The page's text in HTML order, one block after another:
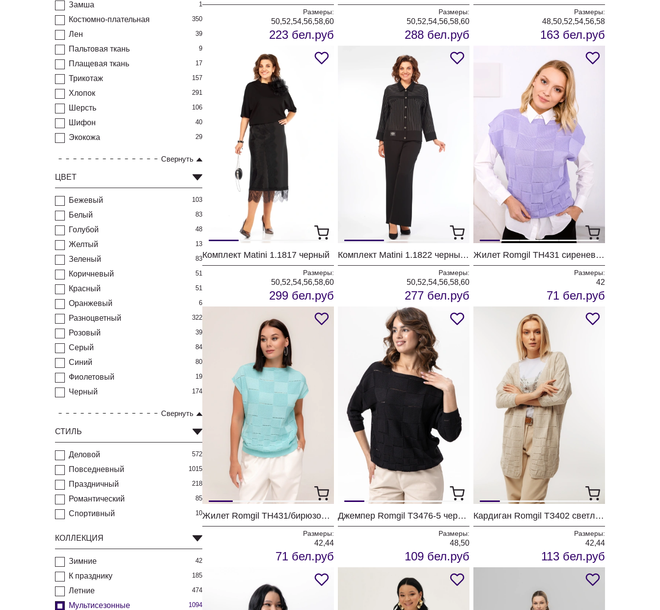
Замша 1
Костюмно-плательная 350
Лен 39
Пальтовая ткань 9
Плащевая ткань 17
Трикотаж 157
Хлопок 291
Шерсть 106
Шифон 40
Экокожа 29
Свернуть
ЦВЕТ
Бежевый 103
Белый 83
Голубой 48
Желтый 13
Зеленый 83
Коричневый 51
Красный 51
Оранжевый 6
Разноцветный 322
Розовый 39
Серый 84
Синий 80
Фиолетовый 19
Черный 174
Свернуть
СТИЛЬ
Деловой 572
Повседневный 1015
Праздничный 218
Романтический 85
Спортивный 10
КОЛЛЕКЦИЯ
Зимние 42
К празднику 185
Летние 474
Мультисезонные 1094
Размеры:
50,52,54,56,58,60
223 бел.руб
Размеры:
50,52,54,56,58,60
288 бел.руб
Размеры:
48,50,52,54,56,58
163 бел.руб
Комплект Matini 1.1817 черный
Размеры:
50,52,54,56,58,60
299 бел.руб
Комплект Matini 1.1822 черный+полоска
Размеры:
50,52,54,56,58,60
277 бел.руб
Жилет Romgil ТН431 сиреневая
Размеры:
42
71 бел.руб
Жилет Romgil ТН431/бирюзовый
Размеры:
42,44
71 бел.руб
Джемпер Romgil ТЗ476-5 черный
Размеры:
48,50
109 бел.руб
Кардиган Romgil ТЗ402 светло-бежевый
Размеры:
42,44
113 бел.руб